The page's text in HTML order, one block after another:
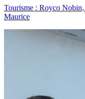
Tourisme : Royco
Maurice